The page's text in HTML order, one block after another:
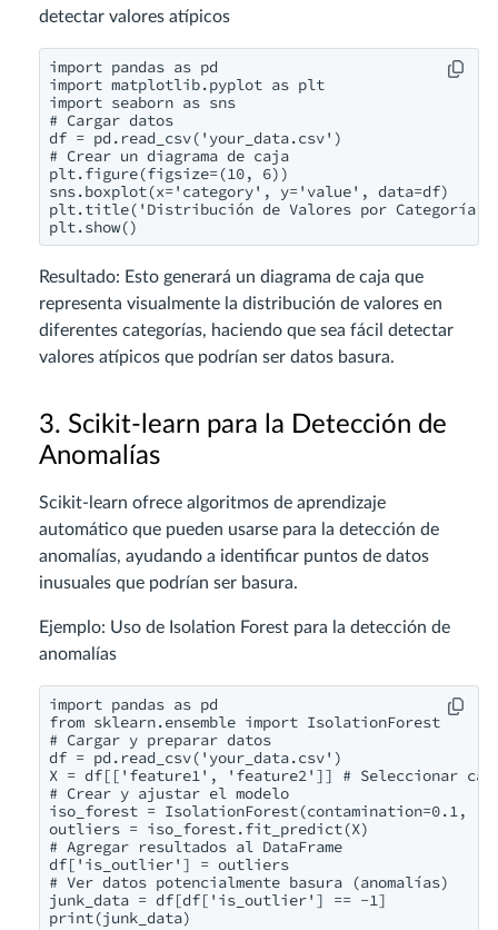
detectar valores atípicos
import pandas as pd
import matplotlib.pyplot as plt
import seaborn as sns
# Cargar datos
df = pd.read_csv('your_data.csv')
# Crear un diagrama de caja
plt.figure(figsize=(10, 6))
sns.boxplot(x='category', y='value', data=df)
plt.title('Distribución de Valores por Categoría')
plt.show()
Resultado: Esto generará un diagrama de caja que
representa visualmente la distribución de valores en
diferentes categorías, haciendo que sea fácil detectar
valores atípicos que podrían ser datos basura.
3. Scikit-learn para la Detección de
Anomalías
Scikit-learn ofrece algoritmos de aprendizaje
automático que pueden usarse para la detección de
anomalías, ayudando a identificar puntos de datos
inusuales que podrían ser basura.
Ejemplo: Uso de Isolation Forest para la detección de
anomalías
import pandas as pd
from sklearn.ensemble import IsolationForest
# Cargar y preparar datos
df = pd.read_csv('your_data.csv')
X = df[['feature1', 'feature2']] # Seleccionar
# Crear y ajustar el modelo
iso_forest = IsolationForest(contamination=0.1,
outliers = iso_forest.fit_predict(X)
# Agregar resultados al DataFrame
df['is_outlier'] = outliers
# Ver datos potencialmente basura (anomalías)
junk_data = df[df['is_outlier'] == -1]
print(junk_data)